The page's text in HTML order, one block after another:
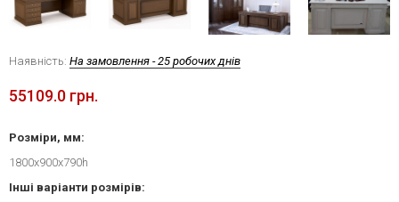
Наявність: На замовлення - 25 робочих днів
55109.0 грн.
Розміри, мм:
1800х900х790h
Інші варіанти розмірів: